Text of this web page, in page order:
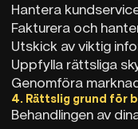
Hantera
Fakturera och
Utskick av viktig
Uppfylla rättsliga
Genomföra
4. Rättslig grund för
Behandlingen av